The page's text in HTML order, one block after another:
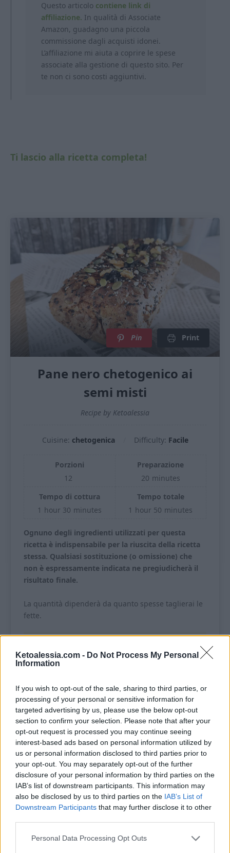
Ketoalessia.com - Do Not Process My Personal
Information
If you wish to opt-out of the sale, sharing to third parties, or
processing of your personal or sensitive information for
targeted advertising by us, please use the below opt-out
section to confirm your selection. Please note that after your
opt-out request is processed you may continue seeing
interest-based ads based on personal information utilized by
us or personal information disclosed to third parties prior to
your opt-out. You may separately opt-out of the further
disclosure of your personal information by third parties on the
IAB’s list of downstream participants. This information may
also be disclosed by us to third parties on the IAB’s List of
Downstream Participants that may further disclose it to other
Personal Data Processing Opt Outs
Questo articolo contiene link di
affiliazione. In qualità di Associate
Amazon, guadagno una piccola
commissione dagli acquisti idonei.
L’affiliazione mi aiuta a coprire le spese
associate alla gestione di questo sito. Per
te non ci sono costi aggiuntivi.
Ti lascio alla ricetta completa!
Pin Print
Pane nero chetogenico ai
semi misti
Recipe by Ketoalessia
Cuisine: chetogenica Difficulty: Facile
Porzioni
12
Preparazione
20 minutes
Tempo di cottura
1 hour 30 minutes
Tempo totale
1 hour 50 minutes
Ognuno degli ingredienti utilizzati per questa
ricetta è indispensabile per la riuscita della ricetta
stessa. Qualsiasi sostituzione (o omissione) che
non è espressamente indicata ne pregiudicherà il
risultato finale.
La quantità dipenderà da quanto spesse taglierai le
fette.
INGREDIENTI
(clicca qui)
15 g di semi di sesamo chiari
(clicca qui)
15 g di semi di sesamo scuri
(clicca qui )
35 g di semi di zucca (clicca qui)
35 g di semi di girasole (